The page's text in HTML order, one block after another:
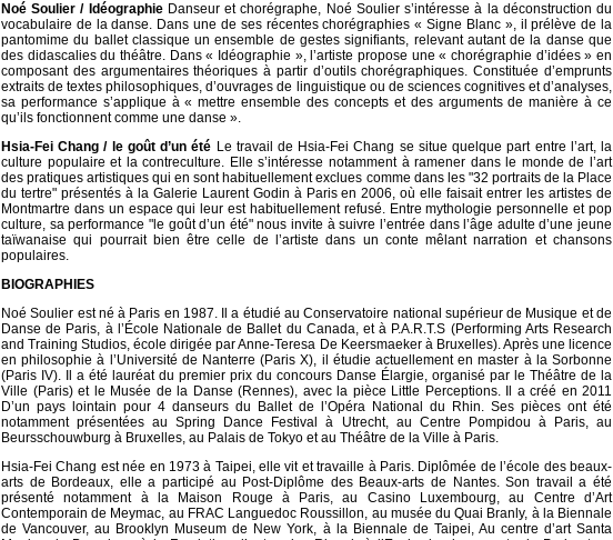
Noé Soulier / IdéographieDanseur et chorégraphe, Noé Soulier s’intéresse à la déconstruction du
vocabulaire de la danse. Dans une de ses récentes chorégraphies « Signe Blanc », il prélève de la
pantomime du ballet classique un ensemble de gestes signifiants, relevant autant de la danse que
des didascalies du théâtre. Dans « Idéographie », l’artiste propose une « chorégraphie d’idées » en
composant des argumentaires théoriques à partir d’outils chorégraphiques. Constituée d’emprunts
extraits de textes philosophiques, d’ouvrages de linguistique ou de sciences cognitives et d’analyses,
sa performance s’applique à « mettre ensemble des concepts et des arguments de manière à ce
qu’ils fonctionnent comme une danse ».
Hsia-Fei Chang / le goût d’un été Le travail de Hsia-Fei Chang se situe quelque part entre l’art, la
culture populaire et la contreculture. Elle s’intéresse notamment à ramener dans le monde de l’art
des pratiques artistiques qui en sont habituellement exclues comme dans les "32 portraits de la Place
du tertre" présentés à la Galerie Laurent Godin à Paris en 2006, où elle faisait entrer les artistes de
Montmartre dans un espace qui leur est habituellement refusé. Entre mythologie personnelle et pop
culture, sa performance "le goût d’un été" nous invite à suivre l’entrée dans l’âge adulte d’une jeune
taïwanaise qui pourrait bien être celle de l’artiste dans un conte mêlant narration et chansons
populaires.
BIOGRAPHIES
Noé Soulier est né à Paris en 1987. Il a étudié au Conservatoire national supérieur de Musique et de
Danse de Paris, à l’École Nationale de Ballet du Canada, et à P.A.R.T.S (Performing Arts Research
and Training Studios, école dirigée par Anne-Teresa De Keersmaeker à Bruxelles). Après une licence
en philosophie à l’Université de Nanterre (Paris X), il étudie actuellement en master à la Sorbonne
(Paris IV). Il a été lauréat du premier prix du concours Danse Élargie, organisé par le Théâtre de la
Ville (Paris) et le Musée de la Danse (Rennes), avec la pièce Little Perceptions. Il a créé en 2011
D’un pays lointain pour 4 danseurs du Ballet de l’Opéra National du Rhin. Ses pièces ont été
notamment présentées au Spring Dance Festival à Utrecht, au Centre Pompidou à Paris, au
Beursschouwburg à Bruxelles, au Palais de Tokyo et au Théâtre de la Ville à Paris.
Hsia-Fei Chang est née en 1973 à Taipei, elle vit et travaille à Paris. Diplômée de l’école des beaux-
arts de Bordeaux, elle a participé au Post-Diplôme des Beaux-arts de Nantes. Son travail a été
présenté notamment à la Maison Rouge à Paris, au Casino Luxembourg, au Centre d’Art
Contemporain de Meymac, au FRAC Languedoc Roussillon, au musée du Quai Branly, à la Biennale
de Vancouver, au Brooklyn Museum de New York, à la Biennale de Taipei, Au centre d’art Santa